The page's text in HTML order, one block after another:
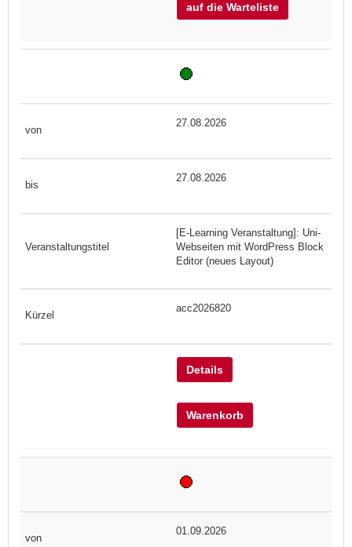
auf die Warteliste
27.08.2026
27.08.2026
[E-Learning Veranstaltung]: Uni-
Webseiten mit WordPress Block
Editor (neues Layout)
acc2026820
Details
Warenkorb
01.09.2026